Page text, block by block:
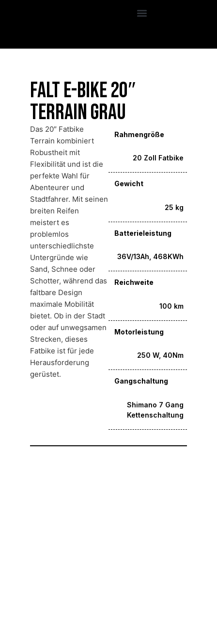
Falt E-Bike 20″
Terrain Grau
Das 20″ Fatbike
Terrain kombiniert
Robustheit mit
Flexibilität und ist die
perfekte Wahl für
Abenteurer und
Stadtfahrer. Mit seinen
breiten Reifen
meistert es
problemlos
unterschiedlichste
Untergründe wie
Sand, Schnee oder
Schotter, während das
faltbare Design
maximale Mobilität
bietet. Ob in der Stadt
oder auf unwegsamen
Strecken, dieses
Fatbike ist für jede
Herausforderung
gerüstet.
Rahmengröße
20 Zoll Fatbike
Gewicht
25 kg
Batterieleistung
36V/13Ah, 468KWh
Reichweite
100 km
Motorleistung
250 W, 40Nm
Gangschaltung
Shimano 7 Gang
Kettenschaltung